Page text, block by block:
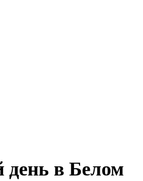
день в Белом